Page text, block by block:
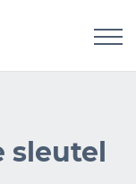
sleutel